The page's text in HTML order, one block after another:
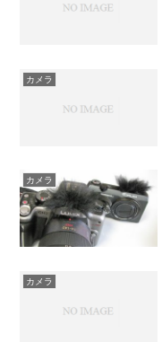
カメラ
カメラ
カメラ